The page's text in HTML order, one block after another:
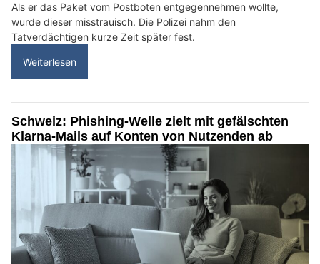
Als er das Paket vom Postboten entgegennehmen wollte,
wurde dieser misstrauisch. Die Polizei nahm den
Tatverdächtigen kurze Zeit später fest.
Weiterlesen
Schweiz: Phishing-Welle zielt mit gefälschten
Klarna-Mails auf Konten von Nutzenden ab